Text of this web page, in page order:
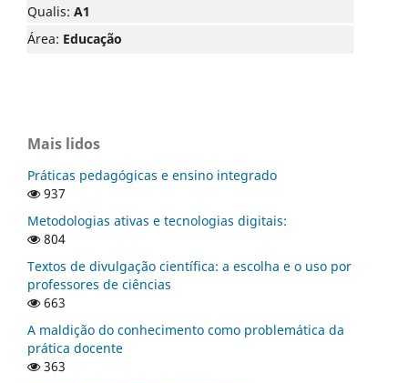
Qualis: A1
Área: Educação
Mais lidos
Práticas pedagógicas e ensino integrado
937
Metodologias ativas e tecnologias digitais:
804
Textos de divulgação científica: a escolha e o uso por
professores de ciências
663
A maldição do conhecimento como problemática da
prática docente
363